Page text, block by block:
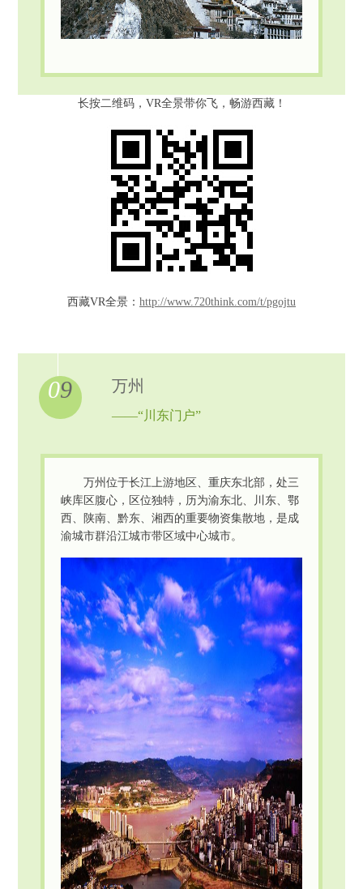
长按二维码，VR全景带你飞，畅游西藏！
西藏VR全景： http://www.720think.com/t/pgojtu
09 万州
——“川东门户”
万州位于长江上游地区、重庆东北部，处三
峡库区腹心，区位独特，历为渝东北、川东、鄂
西、陕南、黔东、湘西的重要物资集散地，是成
渝城市群沿江城市带区域中心城市。